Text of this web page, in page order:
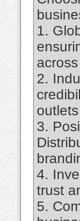
1.
2.
3.
4.
trust
5.